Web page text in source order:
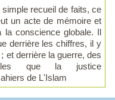
simple recueil de faits, ce
un acte de mémoire et
la conscience globale. Il
derrière les chiffres, il y
et derrière la guerre, des
que la justice
de L'Islam